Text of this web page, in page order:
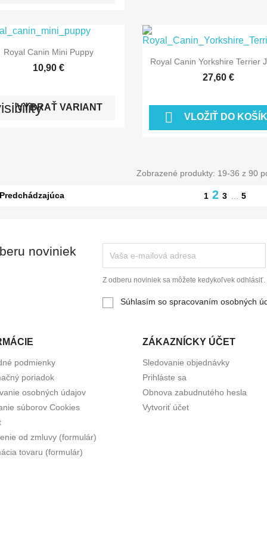
 Rýchly náhľad
Royal Canin Mini Puppy
10,90 €
VYBRAŤ VARIANT
 Rýchly náhľad
Royal Canin Yorkshire Terrier
27,60 €
 VLOŽIŤ DO
Zobrazené produkty: 19-36 z 90
Predchádzajúca 1 2 3 … 5
noviniek
Z odberu noviniek sa môžete kedykoľvek odhlásiť.
Súhlasím so spracovaním osobných
podmienky
poriadok
osobných údajov
súborov Cookies
od zmluvy (formulár)
tovaru (formulár)
ZÁKAZNÍCKY ÚČET
Sledovanie objednávky
Prihláste sa
Obnova zabudnutého hesla
Vytvoriť účet